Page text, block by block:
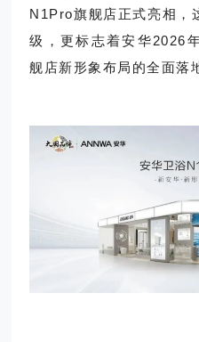
N1Pro旗舰店正式亮相，
级，更标志着安华2026
舰店新形象布局的全面落